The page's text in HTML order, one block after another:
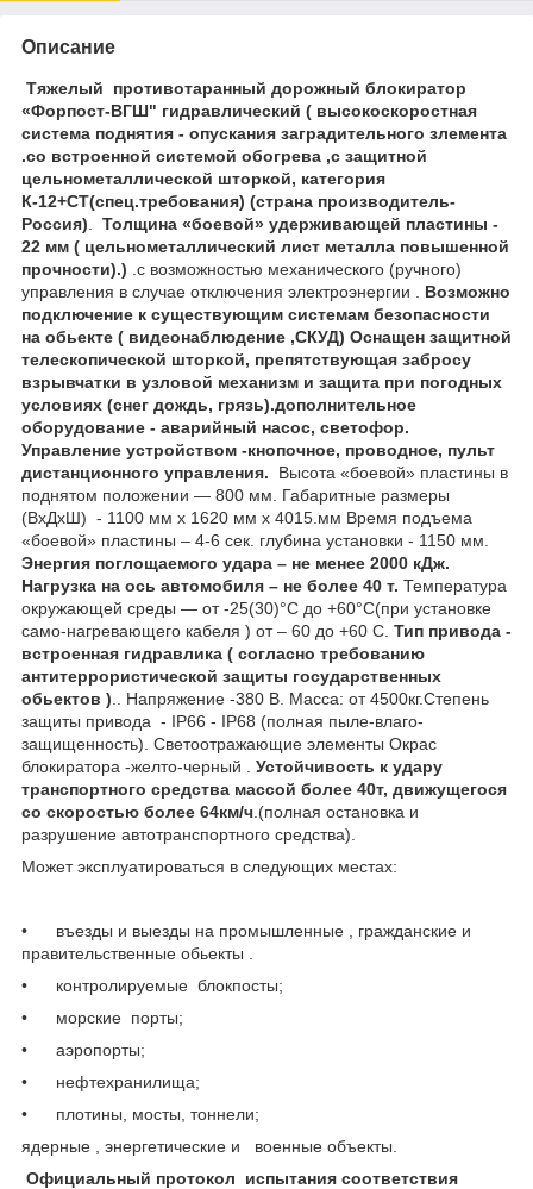
Описание
Тяжелый противотаранный дорожный блокиратор
«Форпост-ВГШ" гидравлический ( высокоскоростная
система поднятия - опускания заградительного злемента
.со встроенной системой обогрева ,с защитной
цельнометаллической шторкой, категория
К-12+СТ(спец.требования) (страна производитель-
Россия)
Толщина «боевой» удерживающей пластины -
22 мм ( цельнометаллический лист металла повышенной
прочности).) .с возможностью механического (ручного)
управления в случае отключения электроэнергии . Возможно
подключение к существующим системам безопасности
на обьекте ( видеонаблюдение ,СКУД) Оснащен защитной
телескопической шторкой, препятствующая забросу
взрывчатки в узловой механизм и защита при погодных
условиях (снег дождь, грязь).дополнительное
оборудование - аварийный насос, светофор.
Управление устройством -кнопочное, проводное, пульт
дистанционного управления.
Высота «боевой» пластины в
поднятом положении ― 800 мм. Габаритные размеры
(ВхДхШ) - 1100 мм х 1620 мм х 4015.мм Время подъема
«боевой» пластины – 4-6 сек. глубина установки - 1150 мм.
Энергия поглощаемого удара – не менее 2000 кДж.
Нагрузка на ось автомобиля – не более 40 т. Температура
окружающей среды ― от -25(30)°С до +60°С(при установке
само-нагревающего кабеля ) от – 60 до +60 С. Тип привода -
встроенная гидравлика ( согласно требованию
антитеррористической защиты государственных
обьектов ) .. Напряжение -380 В. Масса: от 4500кг.Степень
защиты привода - IP66 - IP68 (полная пыле-влаго-
защищенность). Светоотражающие элементы Окрас
блокиратора -желто-черный . Устойчивость к удару
транспортного средства массой более 40т, движущегося
со скоростью более 64км/ч .(полная остановка и
разрушение автотранспортного средства).
Может эксплуатироваться в следующих местах:
• въезды и выезды на промышленные , гражданские и
правительственные обьекты .
• контролируемые блокпосты;
• морские порты;
• аэропорты;
• нефтехранилища;
• плотины, мосты, тоннели;
ядерные , энергетические и военные объекты.
Официальный протокол испытания соответствия